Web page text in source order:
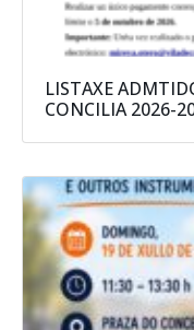
LISTAXE
CONCILIA 2026-